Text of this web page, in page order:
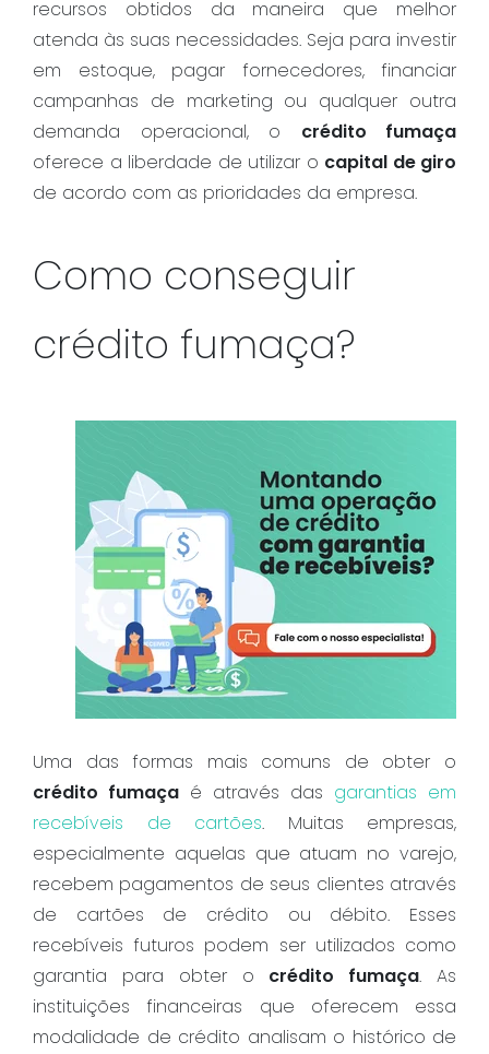
recursos obtidos da maneira que melhor
atenda às suas necessidades. Seja para investir
em estoque, pagar fornecedores, financiar
campanhas de marketing ou qualquer outra
demanda operacional, o crédito fumaça
oferece a liberdade de utilizar o capital de giro
de acordo com as prioridades da empresa.
Como conseguir
crédito fumaça?
Uma das formas mais comuns de obter o
crédito fumaça é através das garantias em
recebíveis de cartões. Muitas empresas,
especialmente aquelas que atuam no varejo,
recebem pagamentos de seus clientes através
de cartões de crédito ou débito. Esses
recebíveis futuros podem ser utilizados como
garantia para obter o crédito fumaça. As
instituições financeiras que oferecem essa
modalidade de crédito analisam o histórico de